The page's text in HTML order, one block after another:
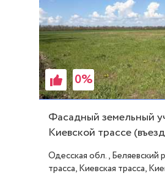
0%
Фасадный земельный
Киевской трассе
ID 54190
Одесская обл., Беляевский
трасса, Киевская трасса,